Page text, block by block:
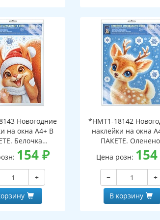
Новогодние
на окна А4+ В
Белочка
в окно (видны
сторон,
в
упаковке,
и клеевым
154₽
+
*НМТ1-18142
наклейки на окна
ПАКЕТЕ.
заглядывает в окно
с обеих сторон,
многоразовые, в
индивидуальной
с европодвесом и
клапаном)
Цена розн: 154
−
+
В корзину